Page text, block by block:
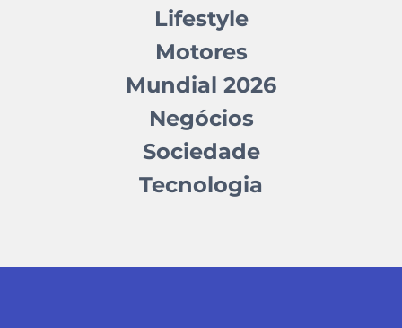
Lifestyle
Motores
Mundial 2026
Negócios
Sociedade
Tecnologia